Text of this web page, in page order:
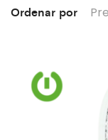
Ordenar por